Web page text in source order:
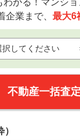
かる！マンシ
企業まで、 最大6
不動産一括査